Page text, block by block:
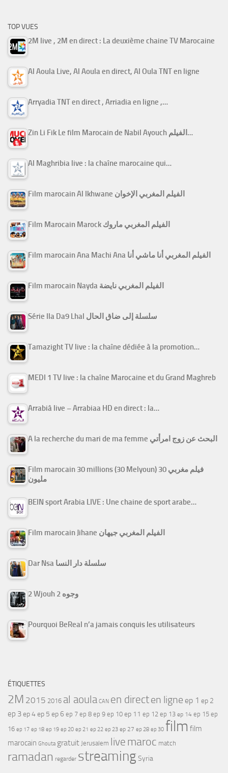
TOP VUES
2M live , 2M en direct : La deuxième chaine TV Marocaine
Al Aoula Live, Al Aoula en direct, Al Oula TNT en ligne
Arryadia TNT en direct , Arriadia en ligne ,…
Zin Li Fik Le film Marocain de Nabil Ayouch الفيلم…
Al Maghribia live : la chaîne marocaine qui…
Film marocain Al Ikhwane الفيلم المغربي الإخوان
Film Marocain Marock الفيلم المغربي ماروك
Film marocain Ana Machi Ana الفيلم المغربي أنا ماشي أنا
Film marocain Nayda الفيلم المغربي نايضة
Série Ila Da9 Lhal سلسلة إلى ضاق الحال
Tamazight TV live : la chaîne dédiée à la promotion…
MEDI 1 TV live : la chaîne Marocaine et du Grand Maghreb
Arrabiâ live – Arrabiaa HD en direct : la…
A la recherche du mari de ma femme البحث عن زوج امرأتي
Film marocain 30 millions (30 Melyoun) فيلم مغربي 30
مليون
BEIN sport Arabia LIVE : Une chaine de sport arabe…
Film marocain Jihane الفيلم المغربي جيهان
Dar Nsa سلسلة دار النسا
2 Wjouh 2 وجوه
Pourquoi BeReal n’a jamais conquis les utilisateurs
ÉTIQUETTES
2M 2015 2016 al aoula CAN en directen ligne ep 1 ep 2
ep 3ep 4ep 5 ep 6 ep 7 ep 8 ep 9 ep 10 ep 11 ep 12 ep 13 ep 14 ep 15 ep
16 ep 17 ep 18 ep 19 ep 20 ep 21 ep 22 ep 23 ep 27 ep 28 ep 30 film film
marocain Ghouta gratuit Jerusalem live maroc match
ramadan regarder streamingSyria